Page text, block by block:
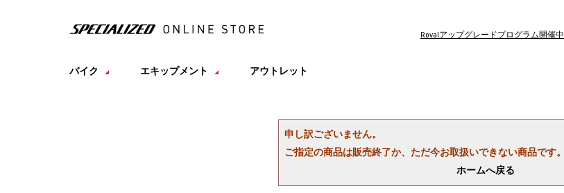
Rovalアップグレードプログラム開催中
バイク エキップメント アウトレット
申し訳ございません。
ご指定の商品は販売終了か、ただ今お取扱いできない商品です。
ホームへ戻る